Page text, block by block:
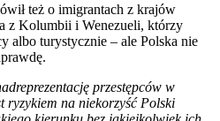
też o imigrantach z krajów
z Kolumbii i Wenezueli, którzy
albo turystycznie – ale Polska nie
przestępców w
ryzykiem na niekorzyść Polski